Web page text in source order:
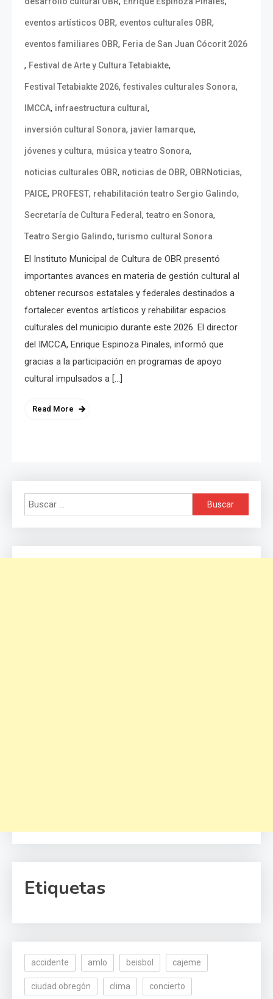
eventos artísticos OBR, eventos culturales OBR,
eventos familiares OBR, Feria de San Juan Cócorit 2026
, Festival de Arte y Cultura Tetabiakte,
Festival Tetabiakte 2026, festivales culturales Sonora,
IMCCA, infraestructura cultural ,
inversión cultural Sonora, javier lamarque,
jóvenes y cultura, música y teatro Sonora,
noticias culturales OBR, noticias de OBR, OBRNoticias,
PAICE, PROFEST, rehabilitación teatro Sergio Galindo,
Secretaría de Cultura Federal ,teatro en Sonora,
Teatro Sergio Galindo,turismo cultural Sonora
El Instituto Municipal de Cultura de OBR presentó
importantes avances en materia de gestión cultural al
obtener recursos estatales y federales destinados a
fortalecer eventos artísticos y rehabilitar espacios
culturales del municipio durante este 2026. El director
del IMCCA, Enrique Espinoza Pinales, informó que
gracias a la participación en programas de apoyo
cultural impulsados a […]
Read More
Buscar:
Etiquetas
accidente amlo beisbol cajeme
ciudad obregón clima concierto